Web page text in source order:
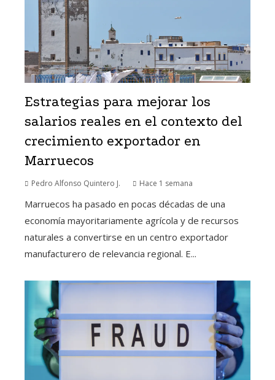
Estrategias para mejorar los
salarios reales en el contexto del
crecimiento exportador en
Marruecos
Pedro Alfonso Quintero J. Hace 1 semana
Marruecos ha pasado en pocas décadas de una
economía mayoritariamente agrícola y de recursos
naturales a convertirse en un centro exportador
manufacturero de relevancia regional. E...